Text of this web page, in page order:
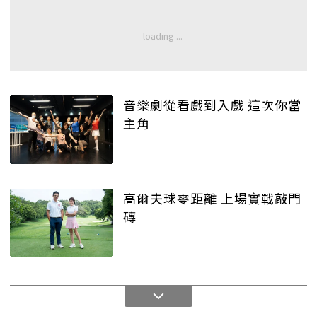
音樂劇從看戲到入戲 這次你當
主角
高爾夫球零距離 上場實戰敲門
磚